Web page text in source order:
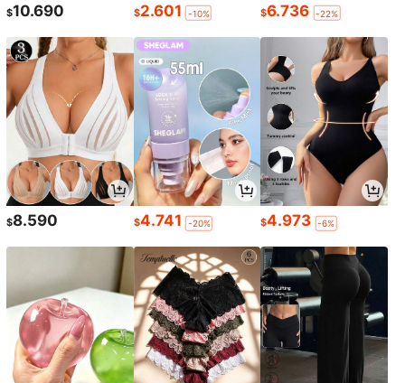
$10.690 $2.601 -10% $6.736 -22%
$8.590 $4.741 -20% $4.973 -6%